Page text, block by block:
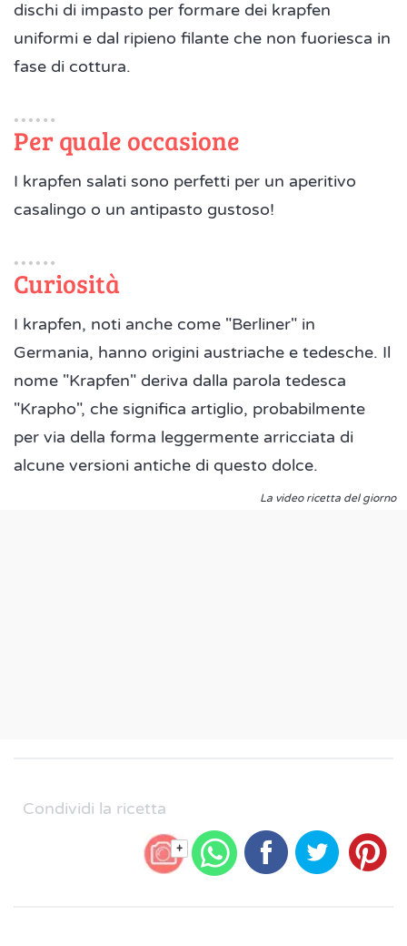
dischi di impasto per formare dei krapfen
uniformi e dal ripieno filante che non fuoriesca in
fase di cottura.
Per quale occasione
I krapfen salati sono perfetti per un aperitivo
casalingo o un antipasto gustoso!
Curiosità
I krapfen, noti anche come "Berliner" in
Germania, hanno origini austriache e tedesche. Il
nome "Krapfen" deriva dalla parola tedesca
"Krapho", che significa artiglio, probabilmente
per via della forma leggermente arricciata di
alcune versioni antiche di questo dolce.
La video ricetta del giorno
Condividi la ricetta
+